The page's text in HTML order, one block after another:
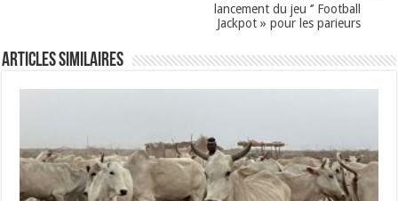
lancement du jeu ‘’ Football
Jackpot » pour les parieurs
Articles Similaires